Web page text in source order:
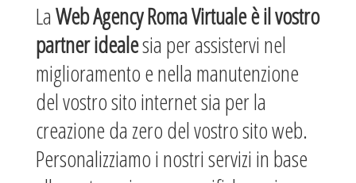
LaWeb Agency Roma Virtuale è il vostro
partner idealesia per assistervi nel
miglioramento e nella manutenzione
del vostro sito internet sia per la
creazione da zero del vostro sito web.
Personalizziamo i nostri servizi in base